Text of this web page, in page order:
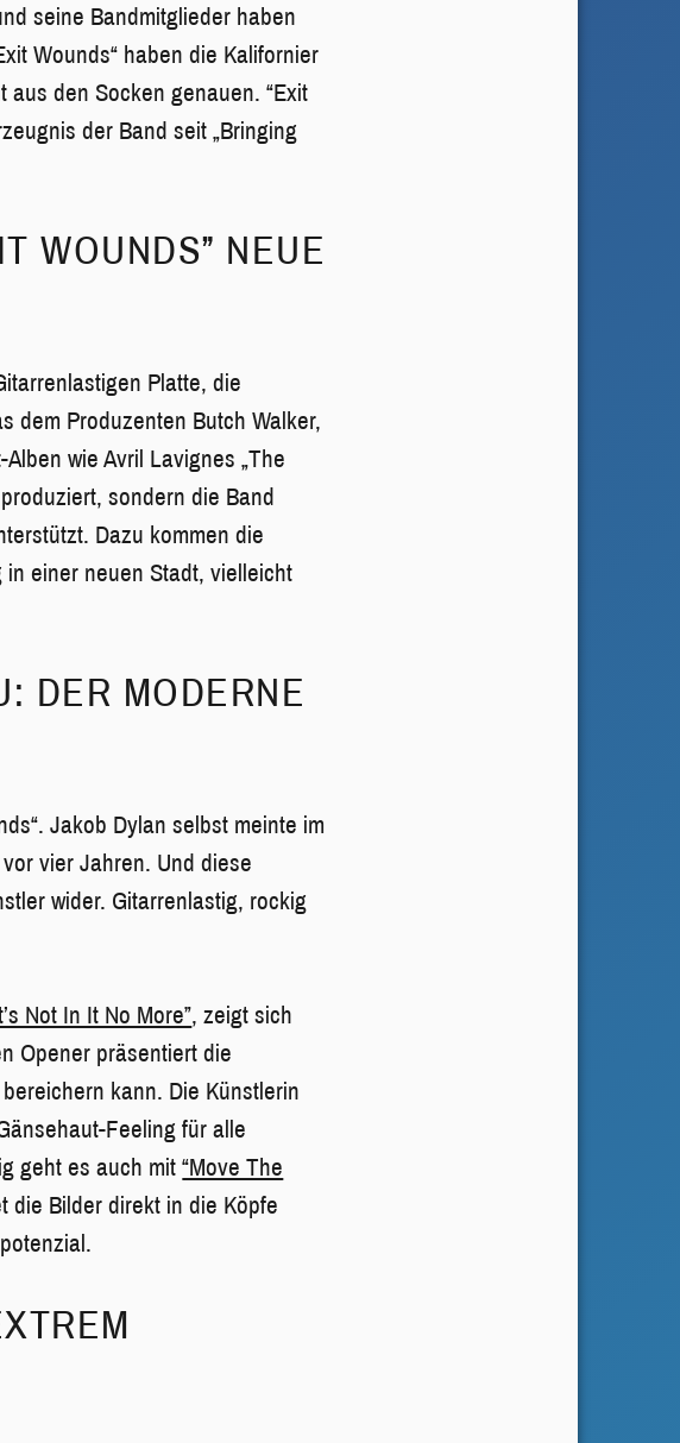
seine Bandmitglieder haben
Wounds“ haben die Kalifornier
den Socken genauen. “Exit
der Band seit „Bringing
WOUNDS” NEUE
Platte, die
dem Produzenten Butch Walker,
wie Avril Lavignes „The
sondern die Band
Dazu kommen die
einer neuen Stadt, vielleicht
DER MODERNE
Jakob Dylan selbst meinte im
vier Jahren. Und diese
wider. Gitarrenlastig, rockig
Not In It No More”, zeigt sich
Opener präsentiert die
kann. Die Künstlerin
Feeling für alle
geht es auch mit“Move The
die Bilder direkt in die Köpfe